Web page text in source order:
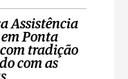
Assistência
Ponta
tradição
com as